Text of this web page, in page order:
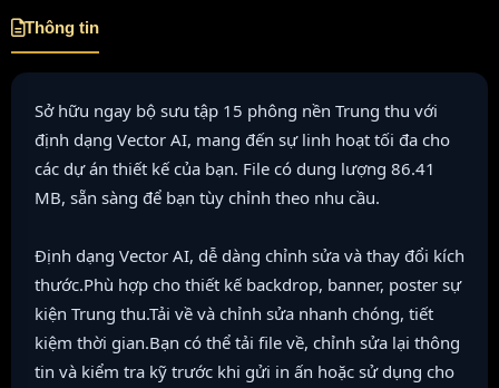
Thông tin
Sở hữu ngay bộ sưu tập 15 phông nền Trung thu với
định dạng Vector AI, mang đến sự linh hoạt tối đa cho
các dự án thiết kế của bạn. File có dung lượng 86.41
MB, sẵn sàng để bạn tùy chỉnh theo nhu cầu.
Định dạng Vector AI, dễ dàng chỉnh sửa và thay đổi kích
thước.Phù hợp cho thiết kế backdrop, banner, poster sự
kiện Trung thu.Tải về và chỉnh sửa nhanh chóng, tiết
kiệm thời gian.Bạn có thể tải file về, chỉnh sửa lại thông
tin và kiểm tra kỹ trước khi gửi in ấn hoặc sử dụng cho